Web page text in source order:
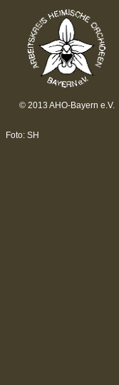
© 2013 AHO-Bayern e.V.
Foto: SH